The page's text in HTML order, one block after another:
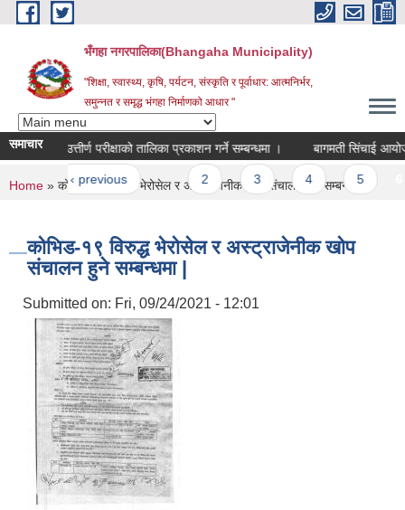
Skip to main content
भँगहा नगरपालिका(Bhangaha Municipality)
"शिक्षा, स्वास्थ्य, कृषि, पर्यटन, संस्कृति र पूर्वाधार: आत्मनिर्भर,
समुन्नत र समृद्ध भंगहा निर्माणको आधार "
समाचार८ उत्तीर्ण परीक्षाको तालिका प्रकाशन गर्ने सम्बन्धमा । बागमती सिंचाई
‹ previous … 2 3 4 5
You are here
Home » कोभिड-१९ विरुद्ध भेरोसेल र अस्ट्राजेनीक खोप संचालन हुने सम्बन्धमा |
कोभिड-१९ विरुद्ध भेरोसेल र अस्ट्राजेनीक खोप
संचालन हुने सम्बन्धमा |
Submitted on: Fri, 09/24/2021 - 12:01